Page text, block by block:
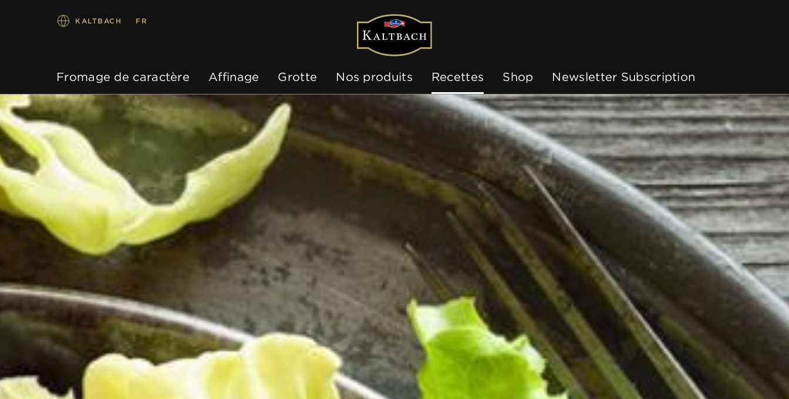
Fromage de caractère Affinage Grotte Nos produits Recettes Shop Newsletter Subscription
KALTBACH FR